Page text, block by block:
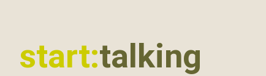
start:talking